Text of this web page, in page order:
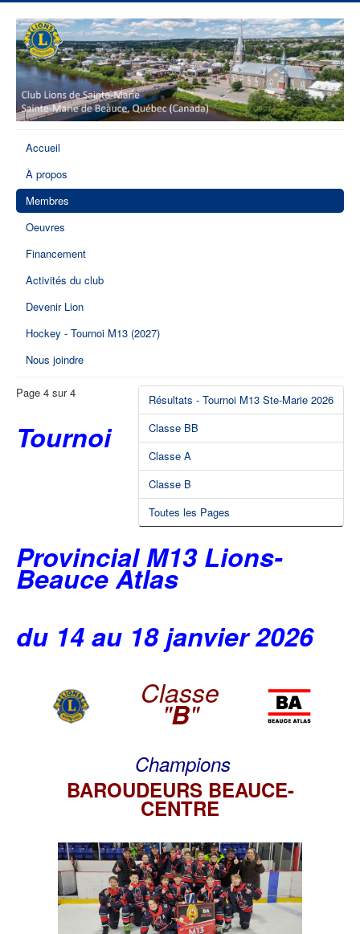
Accueil
À propos
Membres
Oeuvres
Financement
Activités du club
Devenir Lion
Hockey - Tournoi M13 (2027)
Nous joindre
Résultats - Tournoi M13 Ste-Marie 2026
Classe BB
Classe A
Classe B
Toutes les Pages
Page 4 sur 4
Tournoi
Provincial M13 Lions-
Beauce Atlas
du 14 au 18 janvier 2026
Classe
"B"
Champions
BAROUDEURS BEAUCE-
CENTRE